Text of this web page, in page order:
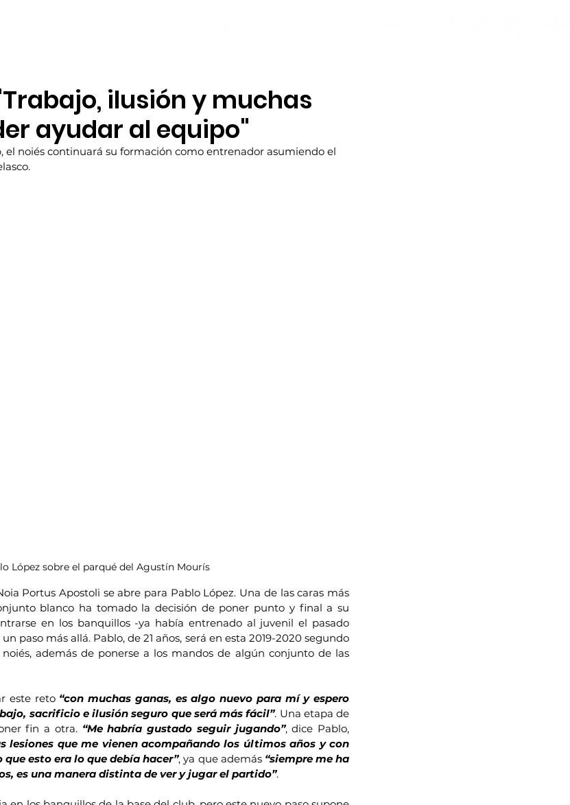
ilusión y muchas
ayudar al equipo"
el noiés continuará su formación como entrenador asumiendo el
López sobre el parqué del Agustín Mourís
Portus Apostoli se abre para Pablo López. Una de las caras más
blanco ha tomado la decisión de poner punto y final a su
en los banquillos -ya había entrenado al juvenil el pasado
paso más allá. Pablo, de 21 años, será en esta 2019-2020 segundo
además de ponerse a los mandos de algún conjunto de las
este reto “con muchas ganas, es algo nuevo para mí y espero
sacrificio e ilusión seguro que será más fácil”. Una etapa de
fin a otra. “Me habría gustado seguir jugando”
lesiones que me vienen acompañando los últimos años y con
esto era lo que debía hacer”, ya que además “siempre me ha
es una manera distinta de ver y jugar el partido”.